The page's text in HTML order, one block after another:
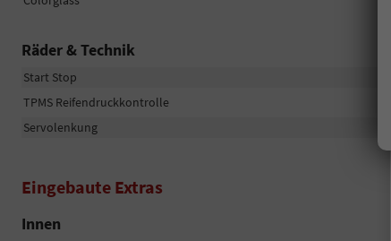
Räder & Technik
Start Stop
TPMS Reifendruckkontrolle
Servolenkung
Eingebaute Extras
Innen